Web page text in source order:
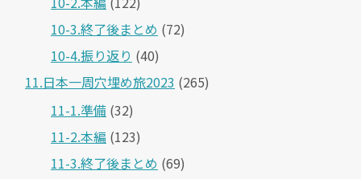
10-3.終了後まとめ (72)
10-4.振り返り (40)
11.日本一周穴埋め旅2023 (265)
11-1.準備 (32)
11-2.本編 (123)
11-3.終了後まとめ (69)